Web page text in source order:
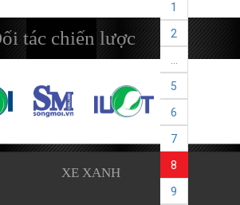
1
2
...
5
6
7
8
9
tác chiến lược
XE XANH